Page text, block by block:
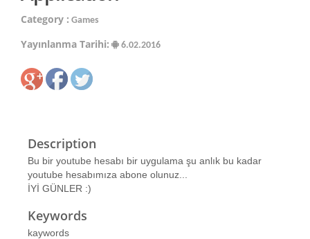
Category : Games
Yayınlanma Tarihi: 6.02.2016
Description
Bu bir youtube hesabı bir uygulama şu anlık bu kadar
youtube hesabımıza abone olunuz...
İYİ GÜNLER :)
Keywords
kaywords